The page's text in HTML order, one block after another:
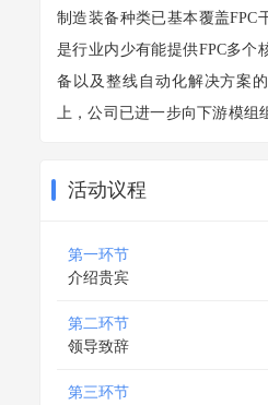
制造装备种类已基本覆盖FPC
是行业内少有能提供FPC多个
备以及整线自动化解决方案
上，公司已进一步向下游模组
精密等模组行业头部企业供应
关注。
活动议程
第一环节
介绍贵宾
第二环节
领导致辞
第三环节